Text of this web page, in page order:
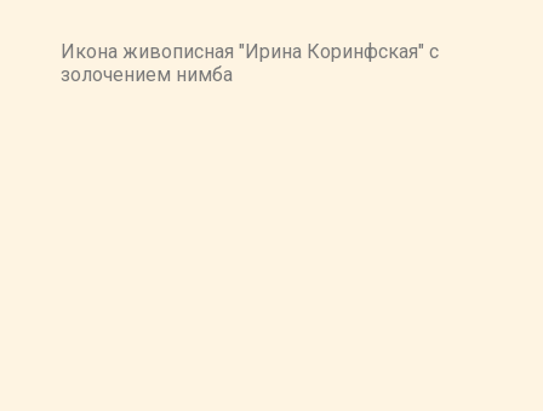
Икона живописная "Ирина Коринфская" с
золочением нимба